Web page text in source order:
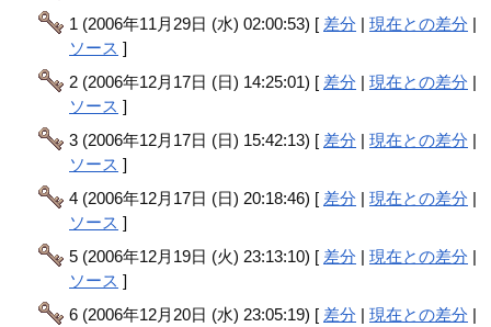
1 (2006年11月29日 (水) 02:00:53) [ 差分 |現在との差分 |
ソース ]
2 (2006年12月17日 (日) 14:25:01) [ 差分 |現在との差分 |
ソース ]
3 (2006年12月17日 (日) 15:42:13) [ 差分 |現在との差分 |
ソース ]
4 (2006年12月17日 (日) 20:18:46) [ 差分 |現在との差分 |
ソース ]
5 (2006年12月19日 (火) 23:13:10) [ 差分 |現在との差分 |
ソース ]
6 (2006年12月20日 (水) 23:05:19) [ 差分 |現在との差分 |